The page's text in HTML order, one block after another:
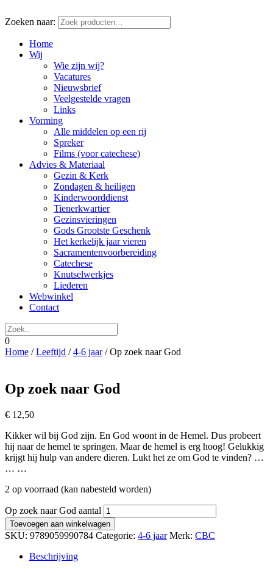
Zoeken naar:
Home
Wij
Wie zijn wij?
Vacatures
Nieuwsbrief
Veelgestelde vragen
Links
Vorming
Alle middelen op een rij
Spreker
Films (voor catechese)
Advies & Materiaal
Gezin & Kerk
Zondagen & heiligen
Kinderwoorddienst
Tienerkwartier
Gezinsvieringen
Gods Grootste Geschenk
Het kerkelijk jaar vieren
Sacramentenvoorbereiding
Catechese
Knutselwerkjes
Liederen
Webwinkel
Contact
0
Home /Leeftijd /4-6 jaar/ Op zoek naar God
Op zoek naar God
€ 12,50
Kikker wil bij God zijn. En God woont in de Hemel. Dus probeert
hij naar de hemel te springen. Maar de hemel is erg hoog! Gelukkig
krijgt hij hulp van andere dieren. Lukt het ze om God te vinden? …
… …
2 op voorraad (kan nabesteld worden)
Op zoek naar God aantal
Toevoegen aan winkelwagen
SKU: 9789059990784 Categorie: 4-6 jaar Merk: CBC
Beschrijving